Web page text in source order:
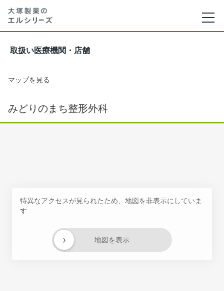
取扱い医療機関・店舗
マップを見る
みどりのまち整形外科
特異なアクセスが見られたため、地図を非表示にしていま
す
地図を表示
›